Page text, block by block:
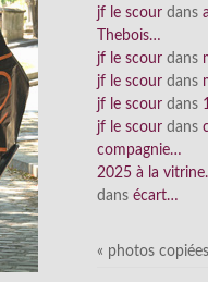
jf le scour dans
Thebois…
jf le scour dans
jf le scour dans
jf le scour dans
jf le scour dans
compagnie…
2025 à la
dans écart…
« photos